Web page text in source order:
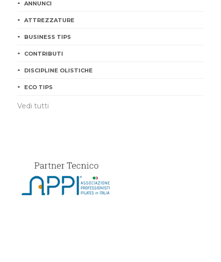
ANNUNCI
ATTREZZATURE
BUSINESS TIPS
CONTRIBUTI
DISCIPLINE OLISTICHE
ECO TIPS